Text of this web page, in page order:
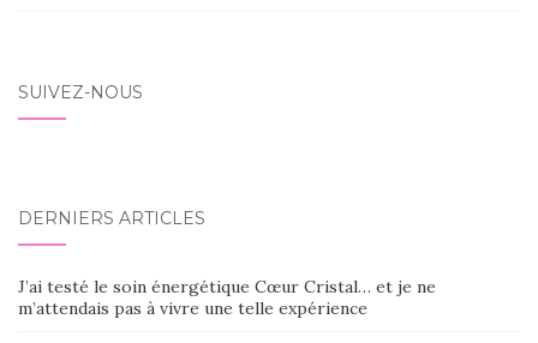
SUIVEZ-NOUS
DERNIERS ARTICLES
J’ai testé le soin énergétique Cœur Cristal… et je ne
m’attendais pas à vivre une telle expérience